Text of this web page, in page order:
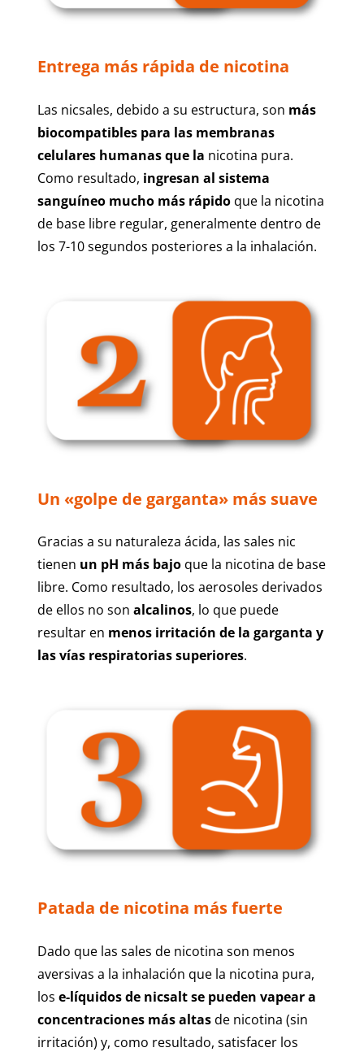
Entrega más rápida de nicotina
Las nicsales, debido a su estructura, son más
biocompatibles para las membranas
celulares humanas que la nicotina pura.
Como resultado, ingresan al sistema
sanguíneo mucho más rápidoque la nicotina
de base libre regular, generalmente dentro de
los 7-10 segundos posteriores a la inhalación.
Un «golpe de garganta» más suave
Gracias a su naturaleza ácida, las sales nic
tienen un pH más bajoque la nicotina de base
libre. Como resultado, los aerosoles derivados
de ellos no son alcalinos, lo que puede
resultar en menos irritación de la garganta y
las vías respiratorias superiores.
Patada de nicotina más fuerte
Dado que las sales de nicotina son menos
aversivas a la inhalación que la nicotina pura,
los e-líquidos de nicsalt se pueden vapear a
concentraciones más altasde nicotina (sin
irritación) y, como resultado, satisfacer los